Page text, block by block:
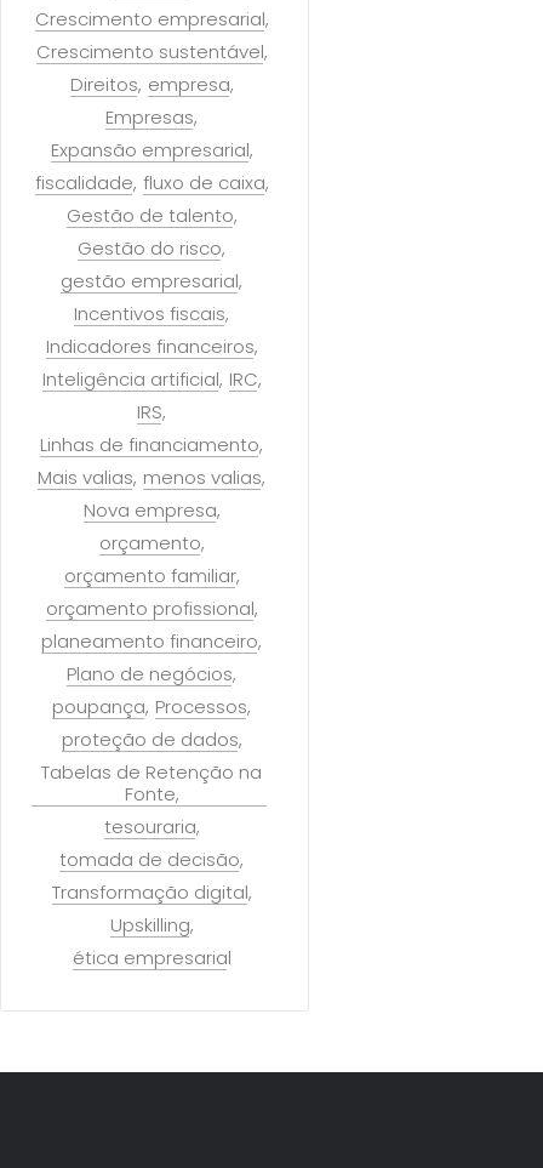
Crescimento empresarial
Crescimento sustentável
Direitos empresa
Empresas
Expansão empresarial
fiscalidade fluxo de caixa
Gestão de talento
Gestão do risco
gestão empresarial
Incentivos fiscais
Indicadores financeiros
Inteligência artificial IRC
IRS
Linhas de financiamento
Mais valias menos valias
Nova empresa
orçamento
orçamento familiar
orçamento profissional
planeamento financeiro
Plano de negócios
poupança Processos
proteção de dados
Tabelas de Retenção na
Fonte
tesouraria
tomada de decisão
Transformação digital
Upskilling
ética empresarial